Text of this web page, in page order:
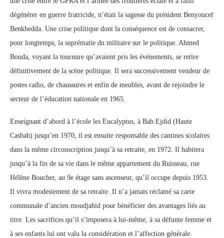
dégénérer en guerre fratricide, n’était la sagesse du président Benyoucef
Benkhedda. Une crise politique dont la conséquence est de consacrer,
pour longtemps, la suprématie du militaire sur le politique. Ahmed
Bouda, voyant la tournure qu’avaient pris les événements, se retire
définitivement de la scène politique. Il sera successivement vendeur de
postes radio, de chaussures et enfin de meubles, avant de rejoindre le
secteur de l’éducation nationale en 1965.
Enseignant d’abord à l’école les Eucalyptus, à Bab Ejdid (Haute
Casbah) jusqu’en 1970, il est ensuite responsable des cantines scolaires
dans la même circonscription jusqu’à sa retraite, en 1972. Il habitera
jusqu’à la fin de sa vie dans le même appartement du Ruisseau, rue
Hélène Boucher, au 9e étage sans ascenseur, qu’il occupe depuis 1953.
Il vivra modestement de sa retraite. Il n’a jamais réclamé sa carte
communale d’ancien moudjahid pour bénéficier des avantages liés au
titre. Les sacrifices qu’il s’imposera à lui-même, à sa défunte femme et
à ses enfants lui ont valu la considération et l’affection générale.